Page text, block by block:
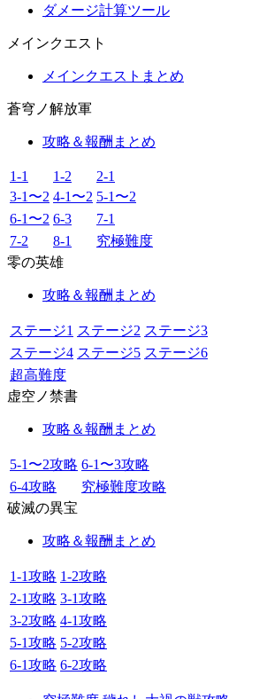
ダメージ計算ツール
メインクエスト
メインクエストまとめ
蒼穹ノ解放軍
攻略＆報酬まとめ
1-1 1-2
2-1
3-1〜2 4-1〜2 5-1〜2
6-1〜2 6-3
7-1
7-2
8-1
究極難度
零の英雄
攻略＆報酬まとめ
ステージ1 ステージ2 ステージ3
ステージ4 ステージ5 ステージ6
超高難度
虚空ノ禁書
攻略＆報酬まとめ
5-1〜2攻略 6-1〜3攻略
6-4攻略
究極難度攻略
破滅の異宝
攻略＆報酬まとめ
1-1攻略 1-2攻略
2-1攻略 3-1攻略
3-2攻略 4-1攻略
5-1攻略 5-2攻略
6-1攻略 6-2攻略